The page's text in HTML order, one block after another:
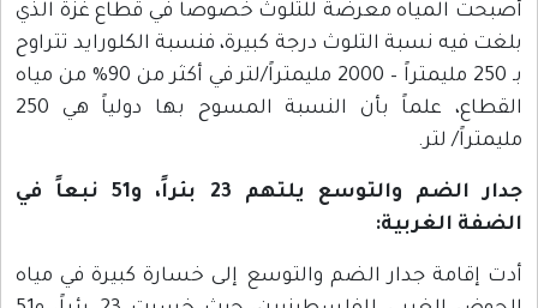
أصبحت المياه معرضة للتلوث خصوصاً في قطاع غزة الذي
بلغت فيه نسبة التلوث درجة كبيرة، فنسبة الكلورايد تتراوح
بـ 250 مليمتراً – 2000 مليمتراً/لتر في أكثر من 90% من مياه
القطاع، علماً بأن النسبة المسوح بها دولياً هي 250
مليمتراً/ لتر.
جدار الضم والتوسع يلتهم 23 بئراً، و51 نبعاً في
الضفة الغربية:
أدت إقامة جدار الضم والتوسع إلى خسارة كبيرة في مياه